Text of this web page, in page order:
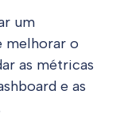
um
melhorar o
as métricas
e as